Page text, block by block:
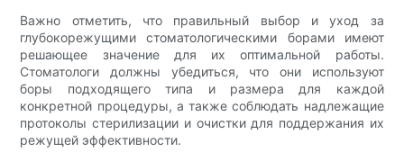
Важно отметить, что правильный выбор и уход за
глубокорежущими стоматологическими борами имеют
решающее значение для их оптимальной работы.
Стоматологи должны убедиться, что они используют
боры подходящего типа и размера для каждой
конкретной процедуры, а также соблюдать надлежащие
протоколы стерилизации и очистки для поддержания их
режущей эффективности.